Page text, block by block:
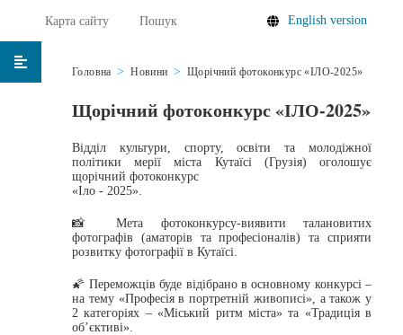
Карта сайту Пошук English version
Головна Новини Щорічний фотоконкурс «ІЛО-2025»
Щорічний фотоконкурс «ІЛО-2025»
Відділ культури, спорту, освіти та молодіжної
політики мерії міста Кутаїсі (Грузія) оголошує
щорічний фотоконкурс
«Іло - 2025».
📸 ️Мета фотоконкурсу-виявити талановитих
фотографів (аматорів та професіоналів) та сприяти
розвитку фотографії в Кутаїсі.
🌠 Переможців буде відібрано в основному конкурсі –
на тему «Професія в портретній живописі», а також у
2 категоріях – «Міський ритм міста» та «Традиція в
об’єктиві».